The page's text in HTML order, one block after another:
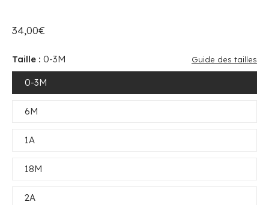
34,00€
Taille : 0-3M Guide des tailles
0-3M
6M
1A
18M
2A